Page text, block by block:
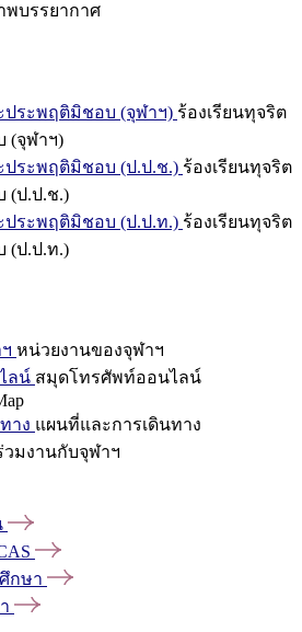
พบรรยากาศ
ประพฤติมิชอบ (จุฬาฯ) ร้องเรียนทุจริต
(จุฬาฯ)
ประพฤติมิชอบ (ป.ป.ช.) ร้องเรียนทุจริต
(ป.ป.ช.)
ประพฤติมิชอบ (ป.ป.ท.) ร้องเรียนทุจริต
(ป.ป.ท.)
หน่วยงานของจุฬาฯ
ลน์ สมุดโทรศัพท์ออนไลน์
าง แผนที่และการเดินทาง
วมงานกับจุฬาฯ
กษา